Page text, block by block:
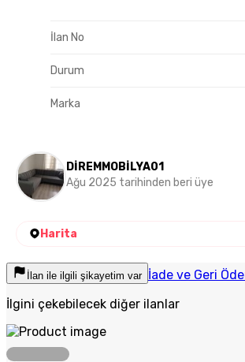
İlan No
Durum
Marka
DİREMMOBİLYA01
Ağu 2025 tarihinden beri üye
Harita
İlan ile ilgili şikayetim var İade ve Geri
İlgini çekebilecek diğer ilanlar